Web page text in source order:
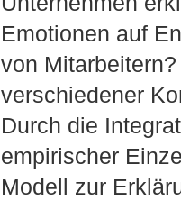
Emotionen auf
von
verschiedener
Durch die
empirischer
Modell zur